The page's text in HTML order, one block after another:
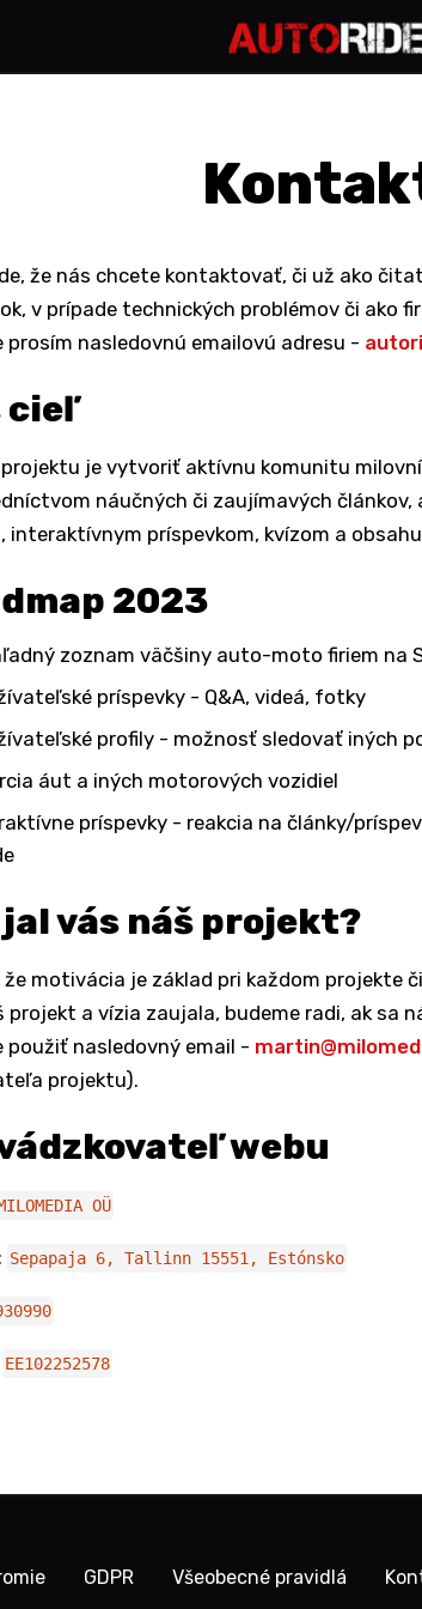
že nás chcete kontaktovať, či už ako
v prípade technických problémov či ako
prosím nasledovnú emailovú adresu -
cieľ
projektu je vytvoriť aktívnu komunitu
náučných či zaujímavých článkov,
interaktívnym príspevkom, kvízom a
2023
zoznam väčšiny auto-moto firiem na
príspevky - Q&A, videá, fotky
profily - možnosť sledovať iných
áut a iných motorových vozidiel
príspevky - reakcia na články/
vás náš projekt?
že motivácia je základ pri každom projekte
projekt a vízia zaujala, budeme radi, ak sa
použiť nasledovný email -
projektu).
webu
OÜ
Sepapaja 6, Tallinn 15551, Estónsko
EE102252578
GDPR Všeobecné pravidlá